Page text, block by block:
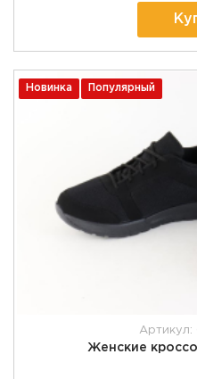
Новинка Популярный
Артикул:
Женские